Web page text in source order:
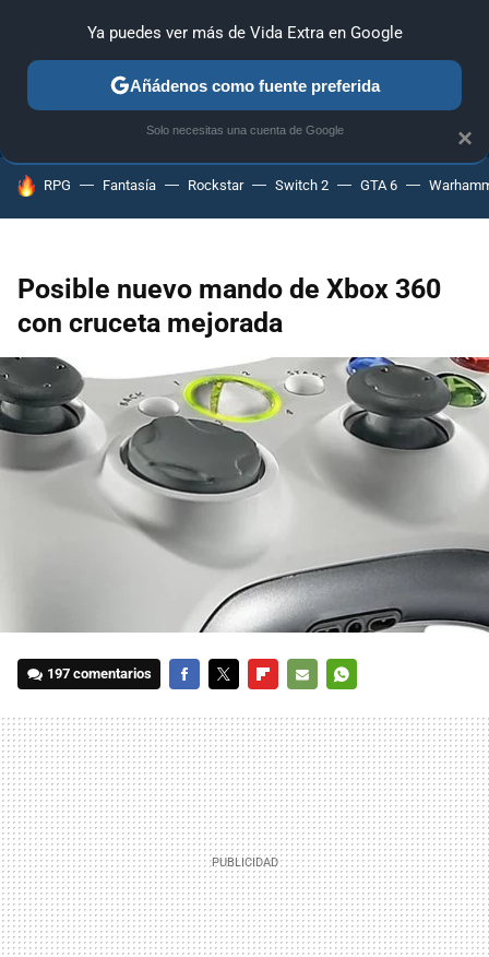
ANÁLISIS GUÍAS Y TRUCOS PC SONY NINTENDO
HOY SE HABLA DE
RPG Fantasía Rockstar Switch 2 GTA 6
Posible nuevo mando de Xbox 360
con cruceta mejorada
197 comentarios
MAIL
×
Ya puedes ver más de Vida Extra en Google
Añádenos como fuente preferida
Solo necesitas una cuenta de Google